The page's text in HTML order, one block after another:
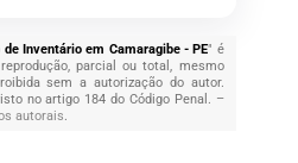
Inventário em Camaragibe - PE" é
parcial ou total, mesmo
sem a autorização do autor.
no artigo 184 do Código Penal. –
autorais.